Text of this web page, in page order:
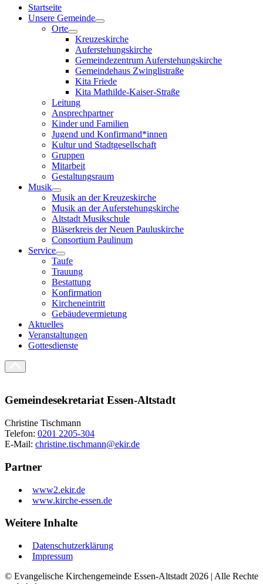
Startseite
Unsere Gemeinde
Orte
Kreuzeskirche
Auferstehungskirche
Gemeindezentrum Auferstehungskirche
Gemeindehaus Zwinglistraße
Kita Friede
Kita Mathilde-Kaiser-Straße
Leitung
Ansprechpartner
Kinder und Familien
Jugend und Konfirmand*innen
Kultur und Stadtgesellschaft
Gruppen
Mitarbeit
Gestaltungsraum
Musik
Musik an der Kreuzeskirche
Musik an der Auferstehungskirche
Altstadt Musikschule
Bläserkreis der Neuen Pauluskirche
Consortium Paulinum
Service
Taufe
Trauung
Bestattung
Konfirmation
Kircheneintritt
Gebäudevermietung
Aktuelles
Veranstaltungen
Gottesdienste
Gemeindesekretariat Essen-Altstadt
Christine Tischmann
Telefon: 0201 2205-304
E-Mail: christine.tischmann@ekir.de
Partner
www2.ekir.de
www.kirche-essen.de
Weitere Inhalte
Datenschutzerklärung
Impressum
© Evangelische Kirchengemeinde Essen-Altstadt 2026 | Alle Rechte